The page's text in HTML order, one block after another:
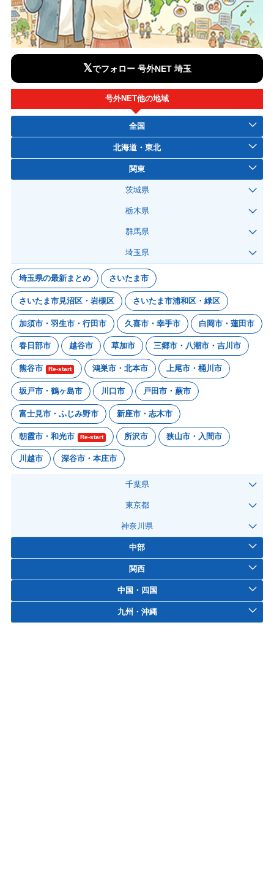
𝕏でフォロー 号外NET 埼玉
号外NET他の地域
全国
北海道・東北
関東
茨城県
栃木県
群馬県
埼玉県
埼玉県の最新まとめ さいたま市
さいたま市見沼区・岩槻区 さいたま市浦和区・緑区
加須市・羽生市・行田市 久喜市・幸手市 白岡市・蓮田市
春日部市 越谷市 草加市 三郷市・八潮市・吉川市
熊谷市 Re-start 鴻巣市・北本市 上尾市・桶川市
坂戸市・鶴ヶ島市 川口市 戸田市・蕨市
富士見市・ふじみ野市 新座市・志木市
朝霞市・和光市 Re-start 所沢市 狭山市・入間市
川越市 深谷市・本庄市
千葉県
東京都
神奈川県
中部
関西
中国・四国
九州・沖縄